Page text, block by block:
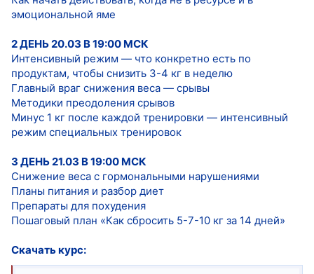
эмоциональной яме
2 ДЕНЬ 20.03 В 19:00 МСК
Интенсивный режим — что конкретно есть по
продуктам, чтобы снизить 3-4 кг в неделю
Главный враг снижения веса — срывы
Методики преодоления срывов
Минус 1 кг после каждой тренировки — интенсивный
режим специальных тренировок
3 ДЕНЬ 21.03 В 19:00 МСК
Снижение веса с гормональными нарушениями
Планы питания и разбор диет
Препараты для похудения
Пошаговый план «Как сбросить 5-7-10 кг за 14 дней»
Скачать курс: